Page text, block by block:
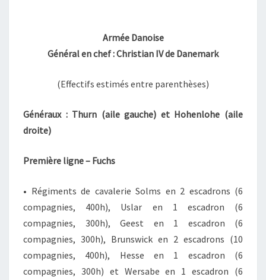
Armée Danoise
Général en chef : Christian IV de Danemark
(Effectifs estimés entre parenthèses)
Généraux : Thurn (aile gauche) et Hohenlohe (aile
droite)
Première ligne – Fuchs
• Régiments de cavalerie Solms en 2 escadrons (6
compagnies, 400h), Uslar en 1 escadron (6
compagnies, 300h), Geest en 1 escadron (6
compagnies, 300h), Brunswick en 2 escadrons (10
compagnies, 400h), Hesse en 1 escadron (6
compagnies, 300h) et Wersabe en 1 escadron (6